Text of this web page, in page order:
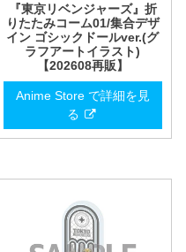
『東京リベンジャーズ』折
りたたみコーム01/集合デザ
イン ゴシックドールver.(グ
ラフアートイラスト)
【202608再販】
Anime Store で詳細を見
る